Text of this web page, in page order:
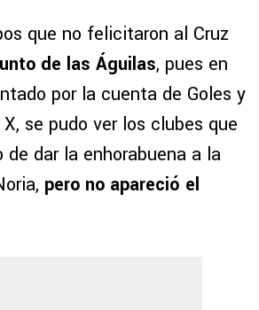
que no felicitaron al Cruz
de las Águilas, pues en
por la cuenta de Goles y
se pudo ver los clubes que
dar la enhorabuena a la
pero no apareció el